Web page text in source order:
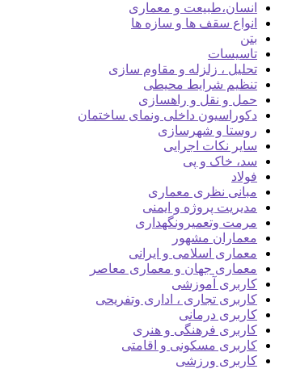
انسان،طبیعت و معماری
انواع سقف ها و سازه ها
بتن
تاسیسات
تحلیل ، زلزله و مقاوم سازی
تنظیم شرایط محیطی
حمل و نقل و راهسازی
دکوراسیون داخلی ونمای ساختمان
روستا و شهرسازی
سایر نکات اجرایی
سد، خاک و پی
فولاد
مبانی نظری معماری
مدیریت پروژه و ایمنی
مرمت وتعمیرونگهداری
معماران مشهور
معماری اسلامی و ایرانی
معماری جهان و معماری معاصر
کاربری آموزشی
کاربری تجاری ، اداری وتفریحی
کاربری درمانی
کاربری فرهنگی و هنری
کاربری مسکونی و اقامتی
کاربری ورزشی